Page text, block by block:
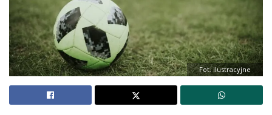
Fot. ilustracyjne